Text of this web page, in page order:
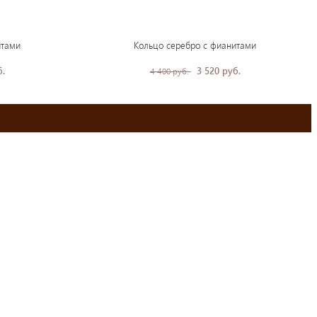
Кольцо серебро с фианитами
4 400 руб. 3 520 руб.